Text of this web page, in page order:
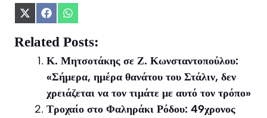
Share
X
(Twitter)
Share
Facebook
Share
WhatsApp
Related Posts:
Κ. Μητσοτάκης σε Ζ. Κωνσταντοπούλου:
«Σήμερα, ημέρα θανάτου του Στάλιν, δεν
χρειάζεται να τον τιμάτε με αυτό τον τρόπο»
Τροχαίο στο Φαληράκι Ρόδου: 49χρονος